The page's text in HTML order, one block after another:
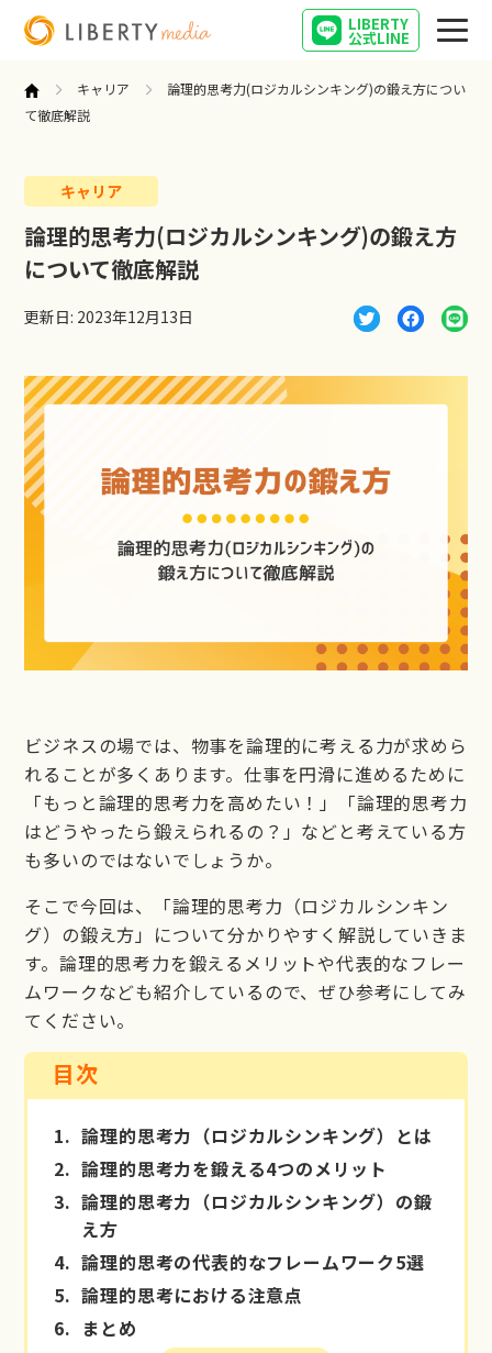
LIBERTY
公式LINE
営業
起業
キャリア
営業女子の気になること
LIBERTY
キャリア
論理的思考力(ロジカルシンキング)の鍛え方につい
て徹底解説
キャリア
論理的思考力(ロジカルシンキング)の鍛え方
について徹底解説
更新日: 2023年12月13日
ビジネスの場では、物事を論理的に考える力が求めら
れることが多くあります。仕事を円滑に進めるために
「もっと論理的思考力を高めたい！」「論理的思考力
はどうやったら鍛えられるの？」などと考えている方
も多いのではないでしょうか。
そこで今回は、「論理的思考力（ロジカルシンキン
グ）の鍛え方」について分かりやすく解説していきま
す。論理的思考力を鍛えるメリットや代表的なフレー
ムワークなども紹介しているので、ぜひ参考にしてみ
てください。
目次
1. 論理的思考力（ロジカルシンキング）とは
2. 論理的思考力を鍛える4つのメリット
3. 論理的思考力（ロジカルシンキング）の鍛
え方
4. 論理的思考の代表的なフレームワーク5選
5. 論理的思考における注意点
6. まとめ